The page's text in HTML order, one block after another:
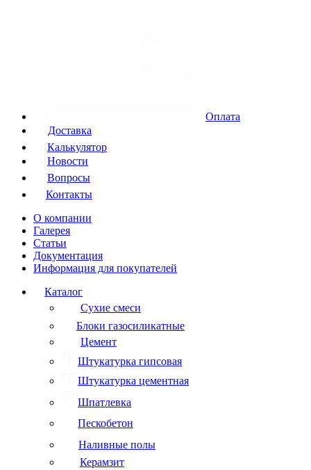
Оплата
Доставка
Калькулятор
Новости
Вопросы
Контакты
О компании
Галерея
Статьи
Документация
Информация для покупателей
Каталог
Сухие смеси
Блоки газосиликатные
Цемент
Штукатурка гипсовая
Штукатурка цементная
Шпатлевка
Пескобетон
Наливные полы
Керамзит